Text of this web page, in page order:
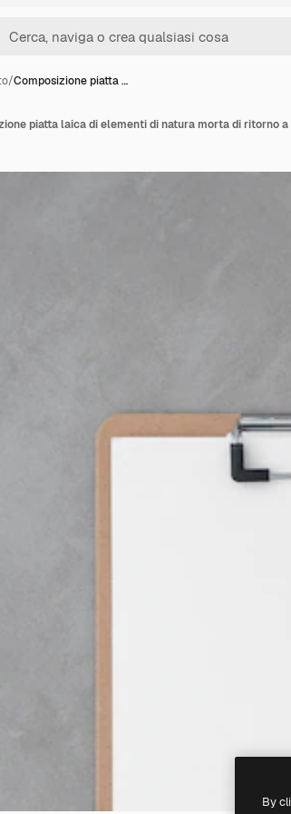
/Composizione piatta …
piatta laica di elementi di natura morta di ritorno
By